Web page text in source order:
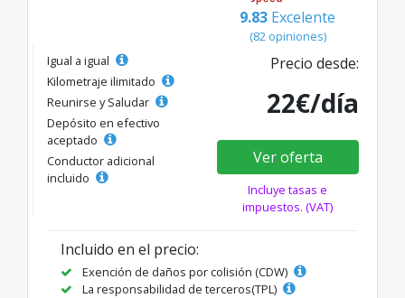
9.83 Excelente
(82 opiniones)
Igual a igual
Kilometraje ilimitado
Reunirse y Saludar
Depósito en efectivo
aceptado
Conductor adicional
incluido
Precio desde:
22€/día
Ver oferta
Incluye tasas e
impuestos. (VAT)
Incluido en el precio:
Exención de daños por colisión (CDW)
La responsabilidad de terceros(TPL)